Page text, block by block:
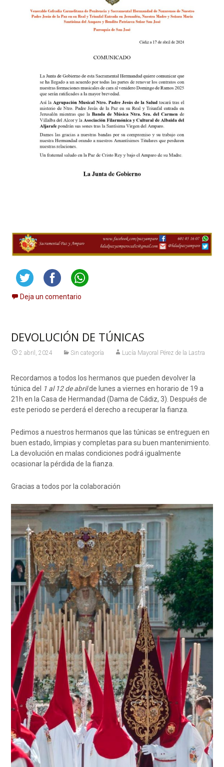
Deja un comentario
DEVOLUCIÓN DE TÚNICAS
2 abril, 2024 Sin categoría Lucía Mayoral Pérez de la Lastra
Recordamos a todos los hermanos que pueden devolver la
túnica del
1 al 12 de abrilde lunes a viernes en horario de 19 a
21h en la Casa de Hermandad (Dama de Cádiz, 3). Después de
este periodo se perderá el derecho a recuperar la fianza.
Pedimos a nuestros hermanos que las túnicas se entreguen en
buen estado, limpias y completas para su buen mantenimiento.
La devolución en malas condiciones podrá igualmente
ocasionar la pérdida de la fianza.
Gracias a todos por la colaboración